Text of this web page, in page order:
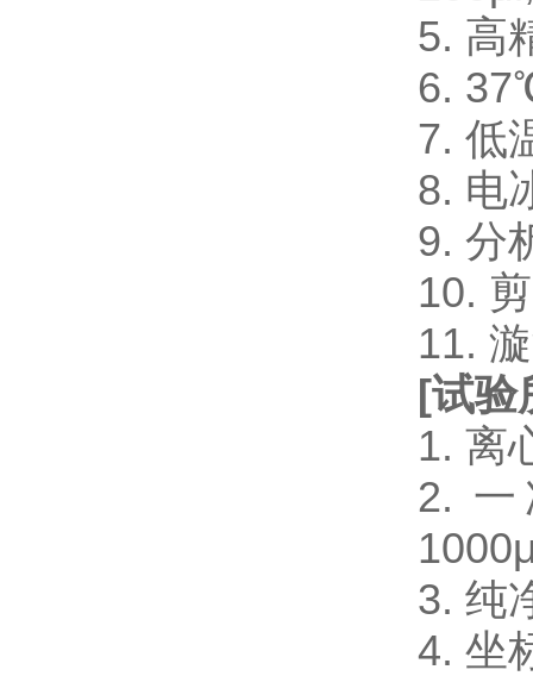
5. 高
6.
7. 低
8. 电
9. 分
10.
11.
[试验
1. 离
2. 一
3. 纯
4. 坐